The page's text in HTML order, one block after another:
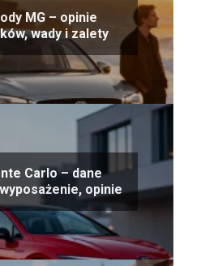
MG – opinie
wady i zalety
Carlo – dane
opinie